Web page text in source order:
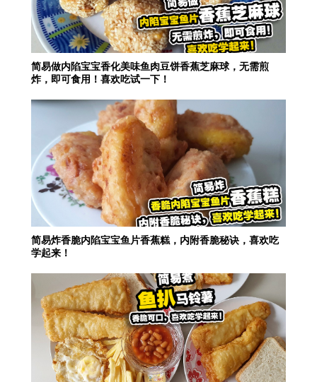
简易做内陷宝宝香化美味鱼肉豆饼香蕉芝麻球，无需煎
炸，即可食用！喜欢吃试一下！
简易炸香脆内陷宝宝鱼片香蕉糕，内附香脆秘诀，喜欢吃
学起来！